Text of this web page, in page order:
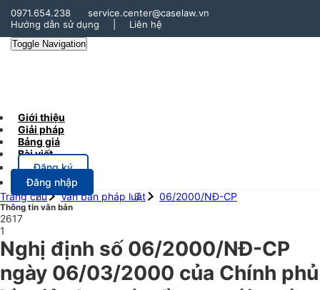
0971.654.238
service.center@caselaw.vn
Hướng dẫn sử dụng
Liên hệ
Toggle Navigation
Giới thiệu
Giải pháp
Bảng giá
Bài viết
Đăng ký
Đăng nhập
Trang chủ
Văn bản pháp luật 06/2000/NĐ-CP
Thông tin văn bản
2617
1
Nghị định số 06/2000/NĐ-CP
ngày 06/03/2000 của Chính phủ